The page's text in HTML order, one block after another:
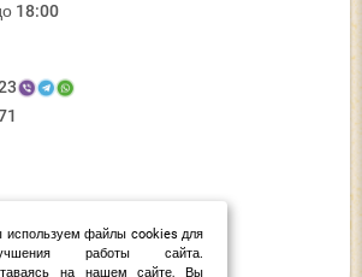
18:00
файлы cookies для
работы сайта.
на нашем сайте, Вы